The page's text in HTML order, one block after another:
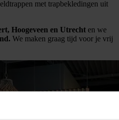
met trapbekledingen uit
Hoogeveen en Utrecht en we
We maken graag tijd voor je vrij